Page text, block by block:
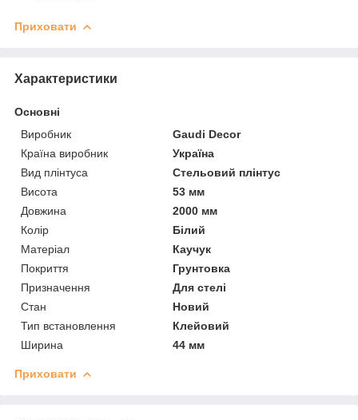
Приховати
Характеристики
Основні
Виробник
Gaudi Decor
Країна виробник
Україна
Вид плінтуса
Стельовий плінтус
Висота
53 мм
Довжина
2000 мм
Колір
Білий
Матеріал
Каучук
Покриття
Грунтовка
Призначення
Для стелі
Стан
Новий
Тип встановлення
Клейовий
Ширина
44 мм
Приховати